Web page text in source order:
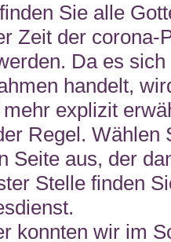
Sie alle
Zeit der corona-
Da es
handelt,
explizit
Regel. Wählen
Seite aus, der
Stelle finden
konnten wir im